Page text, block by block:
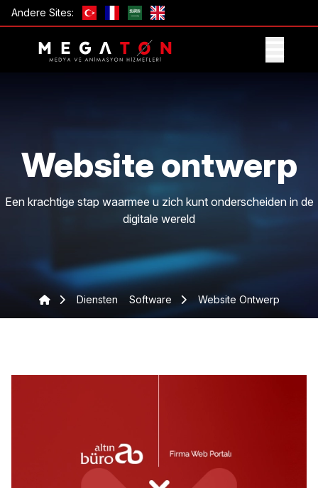
Andere Sites:
Website ontwerp
Een krachtige stap waarmee u zich kunt onderscheiden in de
digitale wereld
Diensten Software Website Ontwerp